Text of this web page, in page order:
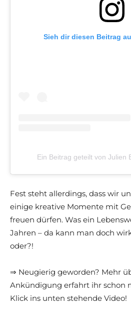
Sieh dir diesen Beitrag
Ein Beitrag geteilt von Julien
Fest steht allerdings, dass wir
einige kreative Momente mit
freuen dürfen. Was ein
Jahren – da kann man doch
oder?!
⇒ Neugierig geworden? Mehr
Ankündigung erfahrt ihr schon
Klick ins unten stehende Video!